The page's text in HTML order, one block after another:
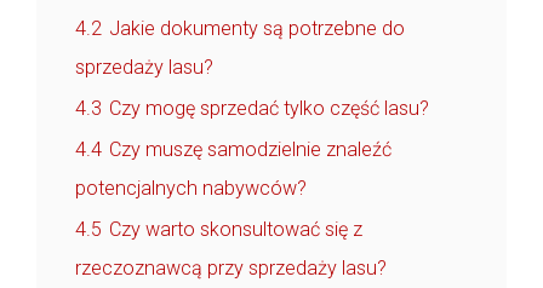
4.2 Jakie dokumenty są potrzebne do
sprzedaży lasu?
4.3 Czy mogę sprzedać tylko część lasu?
4.4 Czy muszę samodzielnie znaleźć
potencjalnych nabywców?
4.5 Czy warto skonsultować się z
rzeczoznawcą przy sprzedaży lasu?